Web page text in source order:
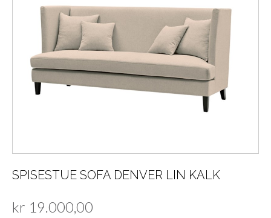
SPISESTUE SOFA DENVER LIN KALK
kr 19.000,00